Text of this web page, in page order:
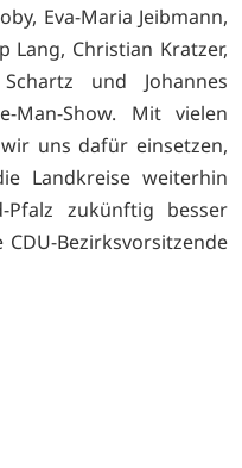
Eva-Maria Jeibmann,
Lang, Christian Kratzer,
und Johannes
Man-Show. Mit vielen
uns dafür einsetzen,
Landkreise weiterhin
zukünftig besser
Bezirksvorsitzende